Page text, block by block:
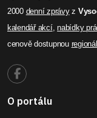
2000 denní zprávyz
kalendář akcí,nabídky
cenově dostupnou
O portálu